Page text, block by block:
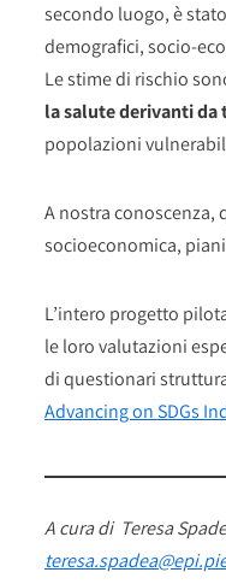
secondo luogo, è
demografici, socio-
Le stime di rischio
la salute derivanti
popolazioni
A nostra
socioeconomica,
L’intero progetto
le loro valutazioni
di questionari
Advancing on SDGs
A cura di Teresa